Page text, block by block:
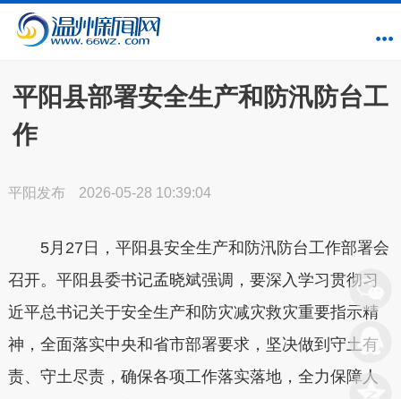
平阳县部署安全生产和防汛防台工
作
平阳发布 2026-05-28 10:39:04
5月27日，平阳县安全生产和防汛防台工作部署会
召开。平阳县委书记孟晓斌强调，要深入学习贯彻习
近平总书记关于安全生产和防灾减灾救灾重要指示精
神，全面落实中央和省市部署要求，坚决做到守土有
责、守土尽责，确保各项工作落实落地，全力保障人